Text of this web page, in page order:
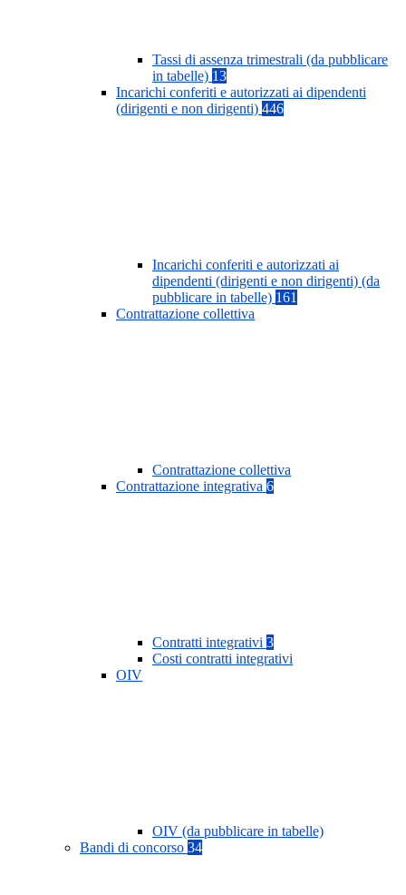
Tassi di assenza trimestrali (da pubblicare
in tabelle) 13
Incarichi conferiti e autorizzati ai dipendenti
(dirigenti e non dirigenti) 446
Incarichi conferiti e autorizzati ai
dipendenti (dirigenti e non dirigenti) (da
pubblicare in tabelle) 161
Contrattazione collettiva
Contrattazione collettiva
Contrattazione integrativa 6
Contratti integrativi 3
Costi contratti integrativi
OIV
OIV (da pubblicare in tabelle)
Bandi di concorso 34